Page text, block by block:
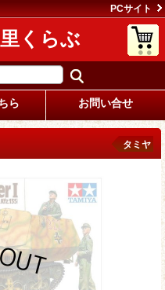
PCサイト
くらぶ
ら お問い合せ
タミヤ